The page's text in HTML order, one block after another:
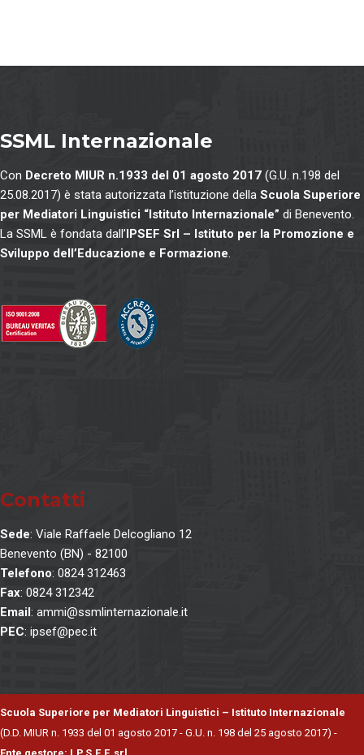
SSML Internazionale
Con Decreto MIUR n.1933 del 01 agosto 2017 (G.U. n.198 del
25.08.2017) è stata autorizzata l’istituzione della Scuola Superiore
per Mediatori Linguistici “Istituto Internazionale” di Benevento.
La SSML è fondata dall’IPSEF Srl – Istituto per la Promozione e
Sviluppo dell’Educazione e Formazione.
Contatti
Sede: Viale Raffaele Delcogliano 12
Benevento (BN) - 82100
Telefono: 0824 312463
Fax: 0824 312342
Email: ammi@ssmlinternazionale.it
PEC: ipsef@pec.it
Scuola Superiore per Mediatori Linguistici – Istituto Internazionale
(D.D. MIUR n. 1933 del 01 agosto 2017 - G.U. n. 198 del 25 agosto 2017) -